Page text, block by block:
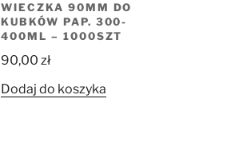
WIECZKA 90MM DO
KUBKÓW PAP. 300-
400ML – 1000SZT
90,00zł
Dodaj do koszyka